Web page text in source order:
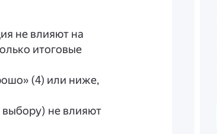
не влияют на
итоговые
(4) или ниже,
выбору) не влияют